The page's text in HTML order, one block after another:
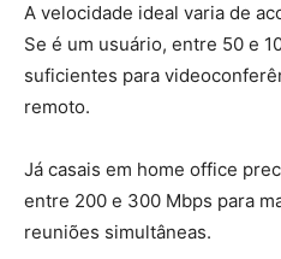
A velocidade ideal varia de
Se é um usuário, entre 50 e
suficientes para
remoto.
Já casais em home office
entre 200 e 300 Mbps para
reuniões simultâneas.